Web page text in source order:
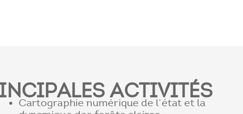
ACTIVITÉS
Cartographie numérique de l’état et la